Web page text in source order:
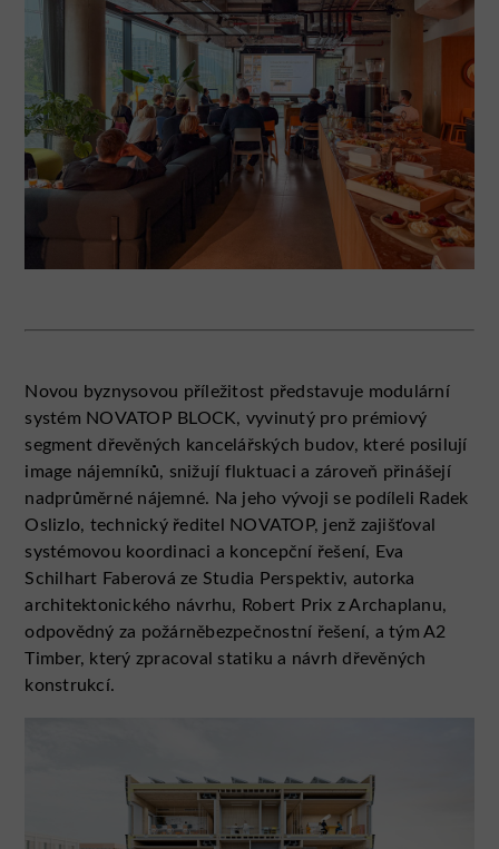
Novou byznysovou příležitost představuje modulární
systém NOVATOP BLOCK, vyvinutý pro prémiový
segment dřevěných kancelářských budov, které posilují
image nájemníků, snižují fluktuaci a zároveň přinášejí
nadprůměrné nájemné. Na jeho vývoji se podíleli Radek
Oslizlo, technický ředitel NOVATOP, jenž zajišťoval
systémovou koordinaci a koncepční řešení, Eva
Schilhart Faberová ze Studia Perspektiv, autorka
architektonického návrhu, Robert Prix z Archaplanu,
odpovědný za požárněbezpečnostní řešení, a tým A2
Timber, který zpracoval statiku a návrh dřevěných
konstrukcí.